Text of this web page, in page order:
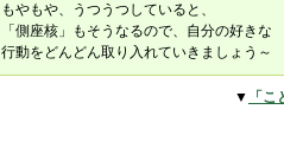
もやもや、うつうつしていると、
「側座核」もそうなるので、自分の好きな
行動をどんどん取り入れていきましょう～
▼ 「